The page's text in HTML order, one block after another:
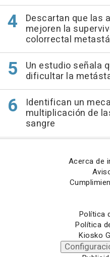
Descartan que las
mejoren la
colorrectal
Un estudio señala
dificultar la
Identifican un
multiplicación de
sangre
Acerca de
Política
Política
Kiosko